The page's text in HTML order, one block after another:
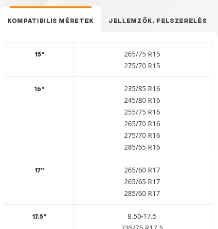
KOMPATIBILIS MÉRETEK JELLEMZŐK, FELSZERELÉS
15"
265/75 R15
275/70 R15
16"
235/85 R16
245/80 R16
255/75 R16
265/70 R16
275/70 R16
285/65 R16
17"
265/60 R17
265/65 R17
285/60 R17
17.5"
8.50-17.5